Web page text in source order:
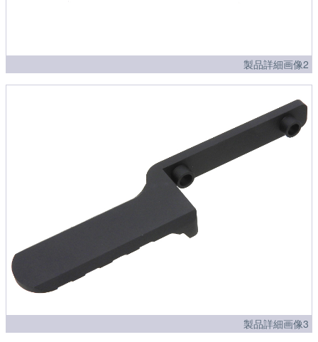
製品詳細画像2
製品詳細画像3